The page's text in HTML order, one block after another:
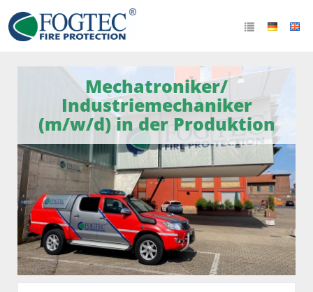
Mechatroniker/
Industriemechaniker
(m/w/d) in der Produktion